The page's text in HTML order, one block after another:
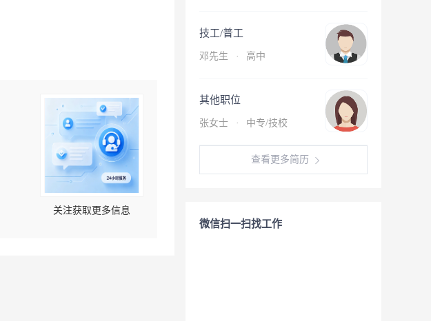
关注获取更多信息
技工/普工
邓先生 · 高中
其他职位
张女士 · 中专/技校
查看更多简历
微信扫一扫找工作